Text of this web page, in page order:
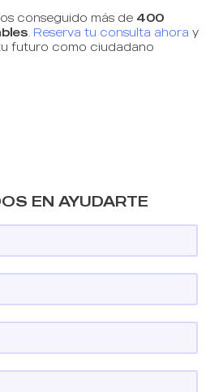
conseguido más de 400
. Reserva tu consulta ahora y
futuro como ciudadano
EN AYUDARTE